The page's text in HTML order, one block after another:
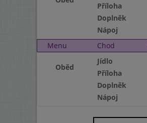
Příloha
Doplněk
Nápoj
Menu
Chod
Oběd
Jídlo
Příloha
Doplněk
Nápoj